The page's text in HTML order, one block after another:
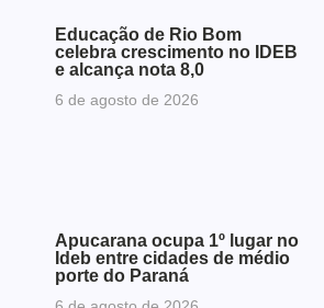
Educação de Rio Bom
celebra crescimento no IDEB
e alcança nota 8,0
6 de agosto de 2026
Apucarana ocupa 1º lugar no
Ideb entre cidades de médio
porte do Paraná